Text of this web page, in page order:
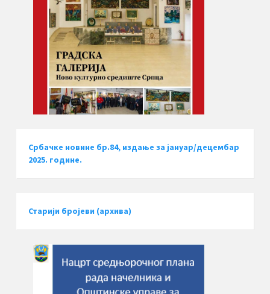
Србачке новине бр.84, издање за јануар/децембар
2025. године.
Старији бројеви (архива)